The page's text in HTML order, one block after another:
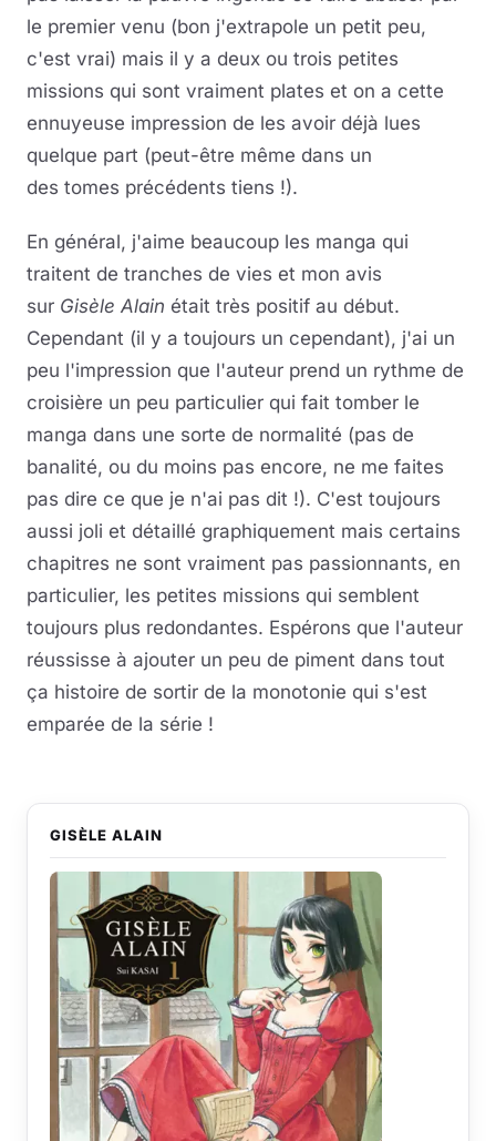
le premier venu (bon j'extrapole un petit peu,
c'est vrai) mais il y a deux ou trois petites
missions qui sont vraiment plates et on a cette
ennuyeuse impression de les avoir déjà lues
quelque part (peut-être même dans un
des tomes précédents tiens !).
En général, j'aime beaucoup les manga qui
traitent de tranches de vies et mon avis
sur Gisèle Alain était très positif au début.
Cependant (il y a toujours un cependant), j'ai un
peu l'impression que l'auteur prend un rythme de
croisière un peu particulier qui fait tomber le
manga dans une sorte de normalité (pas de
banalité, ou du moins pas encore, ne me faites
pas dire ce que je n'ai pas dit !). C'est toujours
aussi joli et détaillé graphiquement mais certains
chapitres ne sont vraiment pas passionnants, en
particulier, les petites missions qui semblent
toujours plus redondantes. Espérons que l'auteur
réussisse à ajouter un peu de piment dans tout
ça histoire de sortir de la monotonie qui s'est
emparée de la série !
GISÈLE ALAIN